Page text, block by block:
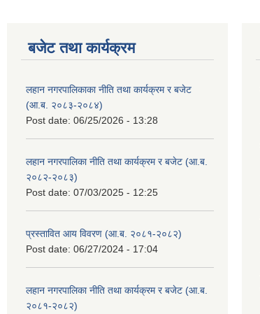
बजेट तथा कार्यक्रम
लहान नगरपालिकाका नीति तथा कार्यक्रम र बजेट
(आ.ब. २०८३-२०८४)
Post date: 06/25/2026 - 13:28
लहान नगरपालिका नीति तथा कार्यक्रम र बजेट (आ.ब.
२०८२-२०८३)
Post date: 07/03/2025 - 12:25
प्रस्तावित आय विवरण (आ.ब. २०८१-२०८२)
Post date: 06/27/2024 - 17:04
लहान नगरपालिका नीति तथा कार्यक्रम र बजेट (आ.ब.
२०८१-२०८२)